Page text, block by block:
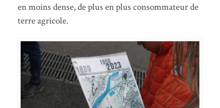
en moins dense, de plus en plus consommateur de
terre agricole.